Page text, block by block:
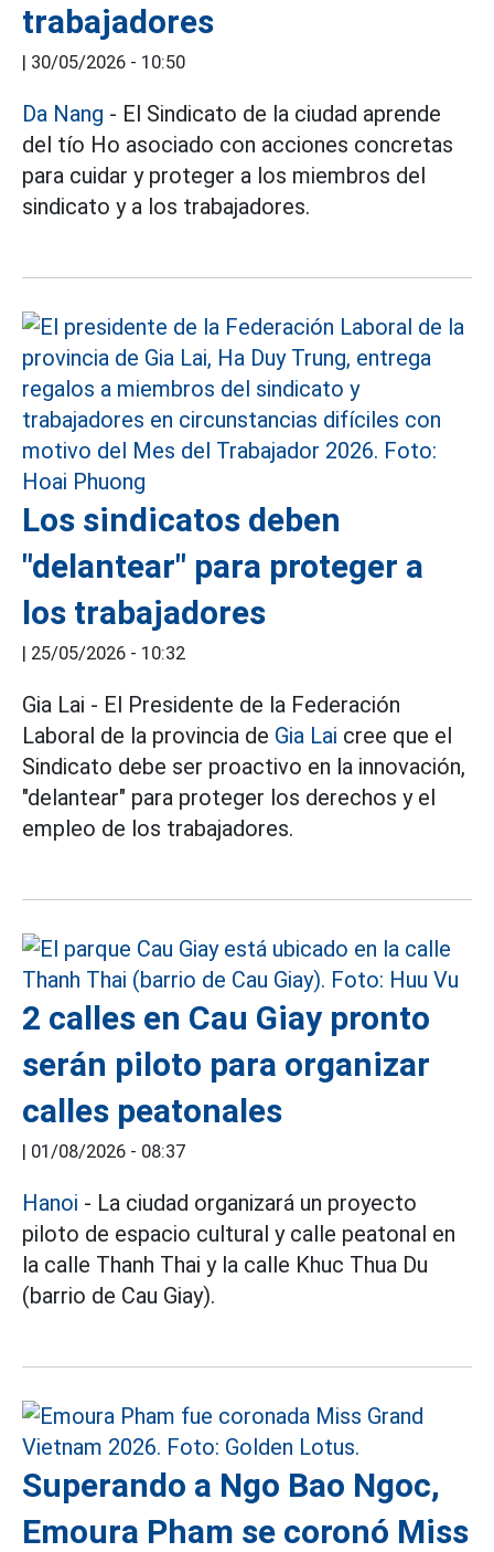
trabajadores
| 30/05/2026 - 10:50
Da Nang - El Sindicato de la ciudad aprende
del tío Ho asociado con acciones concretas
para cuidar y proteger a los miembros del
sindicato y a los trabajadores.
Los sindicatos deben
"delantear" para proteger a
los trabajadores
| 25/05/2026 - 10:32
Gia Lai - El Presidente de la Federación
Laboral de la provincia de Gia Lai cree que el
Sindicato debe ser proactivo en la innovación,
"delantear" para proteger los derechos y el
empleo de los trabajadores.
2 calles en Cau Giay pronto
serán piloto para organizar
calles peatonales
| 01/08/2026 - 08:37
Hanoi - La ciudad organizará un proyecto
piloto de espacio cultural y calle peatonal en
la calle Thanh Thai y la calle Khuc Thua Du
(barrio de Cau Giay).
Superando a Ngo Bao Ngoc,
Emoura Pham se coronó Miss